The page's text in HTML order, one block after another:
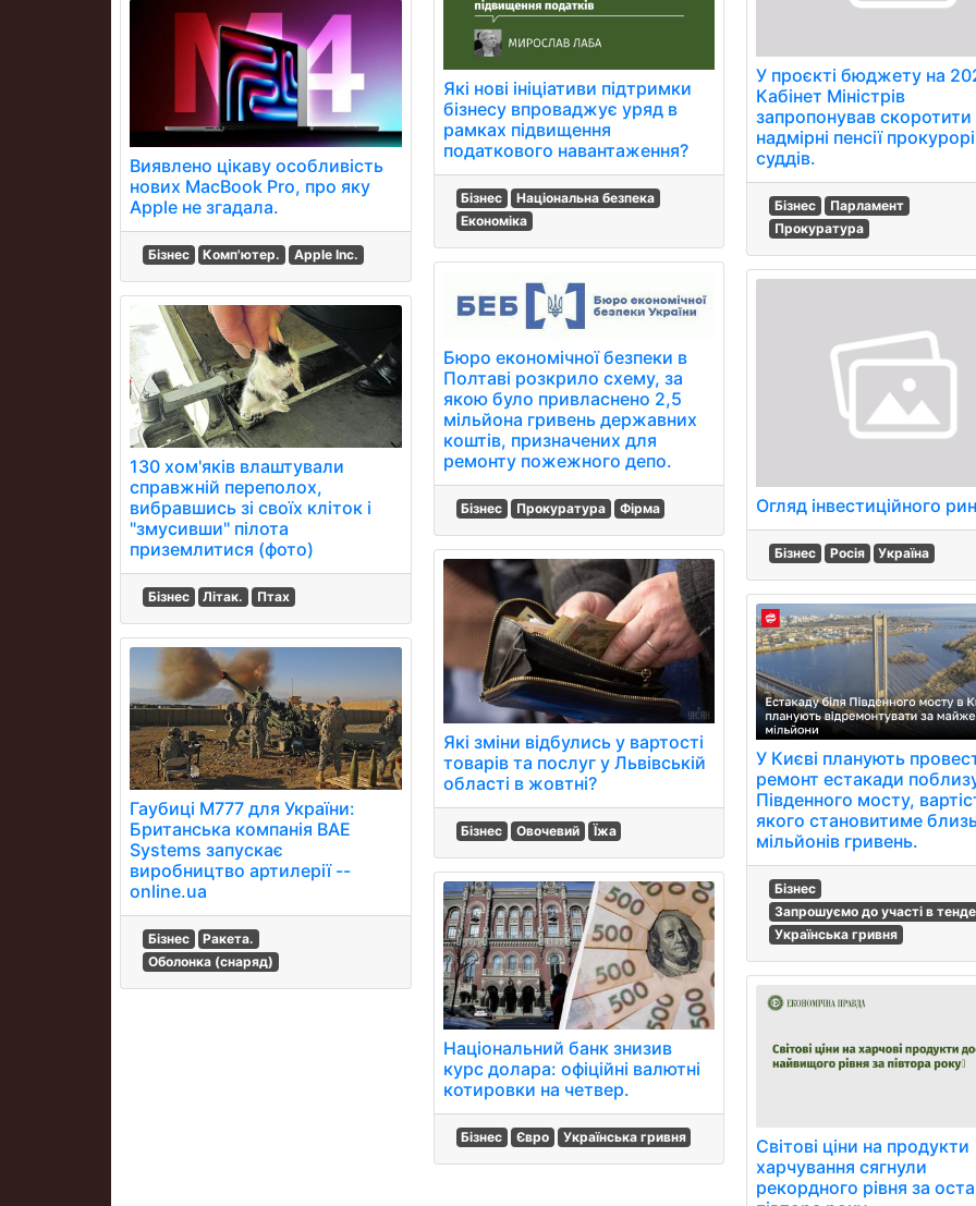
Виявлено цікаву особливість
нових MacBook Pro, про яку
Apple не згадала.
Бізнес Комп'ютер. Apple Inc.
130 хом'яків влаштували
справжній переполох,
вибравшись зі своїх кліток і
"змусивши" пілота
приземлитися (фото)
Бізнес Літак. Птах
Гаубиці M777 для України:
Британська компанія BAE
Systems запускає
виробництво артилерії --
online.ua
Бізнес
Ракета.
Оболонка (снаряд)
Які нові ініціативи підтримки
бізнесу впроваджує уряд в
рамках підвищення
податкового навантаження?
Бізнес
Національна безпека
Економіка
Бюро економічної безпеки в
Полтаві розкрило схему, за
якою було привласнено 2,5
мільйона гривень державних
коштів, призначених для
ремонту пожежного депо.
Бізнес Прокуратура Фірма
Які зміни відбулись у вартості
товарів та послуг у Львівській
області в жовтні?
Бізнес Овочевий Їжа
Національний банк знизив
курс долара: офіційні валютні
котировки на четвер.
Бізнес Євро Українська гривня
У проєкті бюджету на
Кабінет Міністрів
запропонував скоротити
надмірні пенсії
суддів.
Бізнес
Парламент
Прокуратура
Огляд інвестиційного
Бізнес Росія Україна
У Києві планують
ремонт естакади
Південного мосту,
якого становитиме
мільйонів гривень.
Бізнес
Запрошуємо до участі в
Українська гривня
Світові ціни на продукти
харчування сягнули
рекордного рівня за